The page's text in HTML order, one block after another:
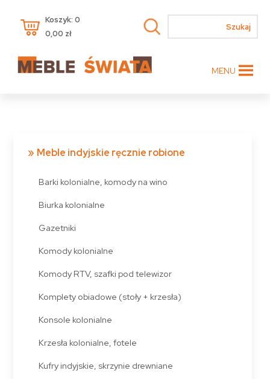
Koszyk: 0
0,00 zł
MENU
Meble indyjskie ręcznie robione
Barki kolonialne, komody na wino
Biurka kolonialne
Gazetniki
Komody kolonialne
Komody RTV, szafki pod telewizor
Komplety obiadowe (stoły + krzesła)
Konsole kolonialne
Krzesła kolonialne, fotele
Kufry indyjskie, skrzynie drewniane